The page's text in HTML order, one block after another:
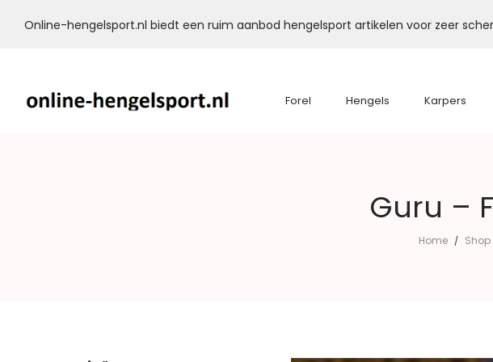
Online-hengelsport.nl biedt een ruim aanbod hengelsport artikelen voor zeer
Forel Hengels Karpers
Guru –
Home / Shop